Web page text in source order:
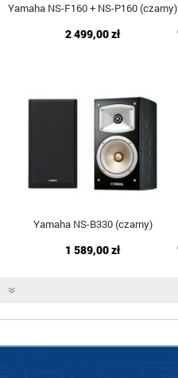
Yamaha NS-F160 + NS-P160 (czarny)
2 499,00 zł
Yamaha NS-B330 (czarny)
1 589,00 zł